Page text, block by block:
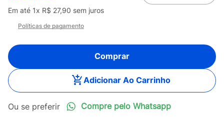
Em até 1x R$ 27,90 sem juros
Políticas de pagamento
Comprar
Adicionar Ao Carrinho
Compre pelo Whatsapp